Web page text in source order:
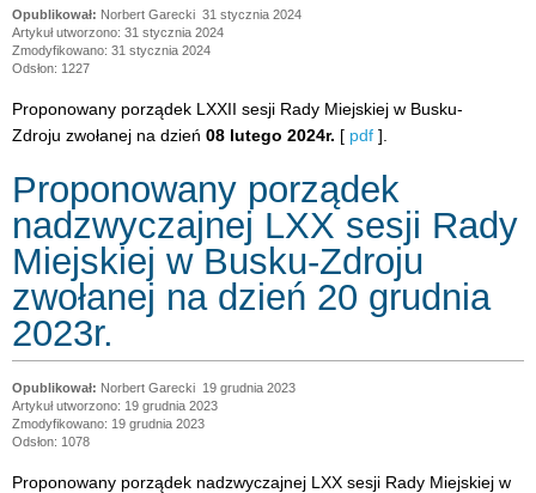
Norbert Garecki 31 stycznia 2024
Artykuł utworzono: 31 stycznia 2024
Zmodyfikowano: 31 stycznia 2024
Odsłon: 1227
Proponowany porządek LXXII sesji Rady Miejskiej w Busku-
Zdroju zwołanej na dzień 08 lutego 2024r. [ pdf ].
Proponowany porządek
nadzwyczajnej LXX sesji Rady
Miejskiej w Busku-Zdroju
zwołanej na dzień 20 grudnia
2023r.
Norbert Garecki 19 grudnia 2023
Artykuł utworzono: 19 grudnia 2023
Zmodyfikowano: 19 grudnia 2023
Odsłon: 1078
Proponowany porządek nadzwyczajnej LXX sesji Rady Miejskiej w